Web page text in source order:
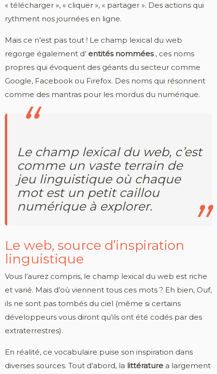
« télécharger », « cliquer », « partager ». Des actions qui
rythment nos journées en ligne.
Mais ce n’est pas tout ! Le champ lexical du web
regorge également d’ entités nommées , ces noms
propres qui évoquent des géants du secteur comme
Google, Facebook ou Firefox. Des noms qui résonnent
comme des mantras pour les mordus du numérique.
Le champ lexical du web, c’est
comme un vaste terrain de
jeu linguistique où chaque
mot est un petit caillou
numérique à explorer.
Le web, source d’inspiration
linguistique
Vous l’aurez compris, le champ lexical du web est riche
et varié. Mais d’où viennent tous ces mots ? Eh bien, Ouf,
ils ne sont pas tombés du ciel (même si certains
développeurs vous diront qu’ils ont été codés par des
extraterrestres).
En réalité, ce vocabulaire puise son inspiration dans
diverses sources. Tout d’abord, la littérature a largement